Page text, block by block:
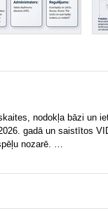
nodokļa bāzi un
gadā un saistītos
nozarē. …